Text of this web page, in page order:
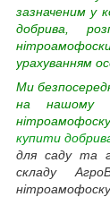
зазначеним у
добрива,
урахуванням
Ми
на нашому
купити
для саду та
складу